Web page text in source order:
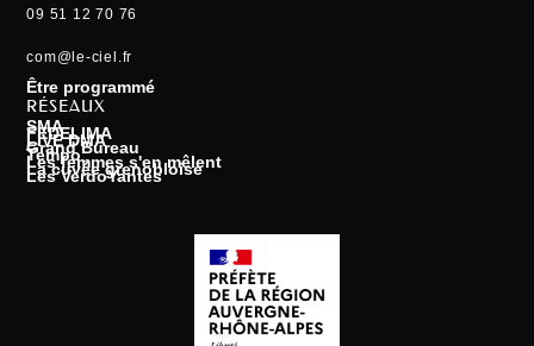
09 51 12 70 76
com@le-ciel.fr
Être programmé
RÉSEAUX
SMA
FEDELIMA
LIVE DMA
Grand Bureau
Tempo
Les femmes s'en mêlent
La cuvée grenobloise
Les VerdoYantes